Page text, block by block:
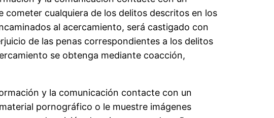
cualquiera de los delitos descritos en los
al acercamiento, será castigado con
de las penas correspondientes a los delitos
se obtenga mediante coacción,
y la comunicación contacte con un
pornográfico o le muestre imágenes